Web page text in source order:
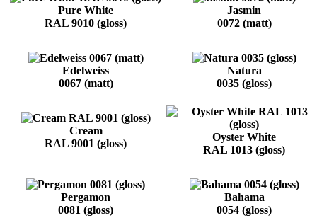
Pure White
RAL 9010 (gloss)
Jasmin
0072 (matt)
Edelweiss
0067 (matt)
Natura
0035 (gloss)
Cream
RAL 9001 (gloss)
Oyster White
RAL 1013 (gloss)
Pergamon
0081 (gloss)
Bahama
0054 (gloss)